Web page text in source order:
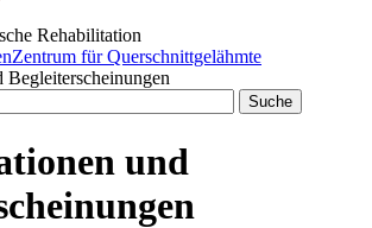
Rehabilitation
Zentrum für Querschnittgelähmte
und